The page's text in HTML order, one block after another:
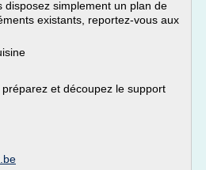
disposez simplement un plan de
existants, reportez-vous aux
et découpez le support